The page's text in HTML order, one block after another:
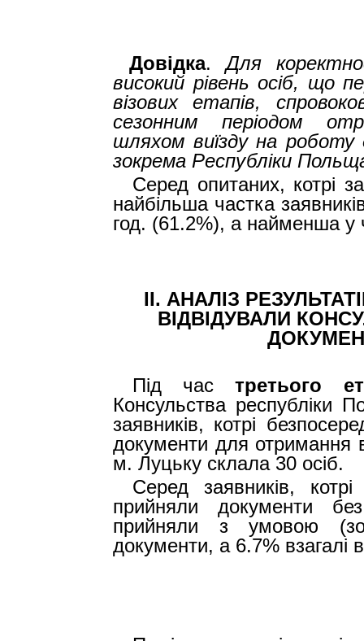
Довідка.Для
високий рівень осіб, що
візових етапів,
сезонним періодом
шляхом виїзду на роботу
зокрема Республіки
Серед опитаних, котрі
найбільша частка
год. (61.2%), а найменша у
II. АНАЛІЗ
ВІДВІДУВАЛИ
Під частретього
Консульства республіки
заявників, котрі
документи для отримання
м. Луцьку склала 30 осіб.
Серед заявників,
прийняли документи
прийняли з умовою
документи, а 6.7% взагалі